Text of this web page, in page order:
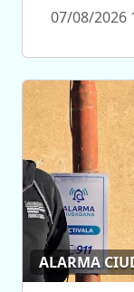
07/08/2026
ALARMA